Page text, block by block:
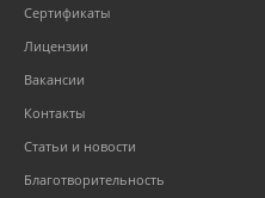
Сертификаты
Лицензии
Вакансии
Контакты
Статьи и новости
Благотворительность